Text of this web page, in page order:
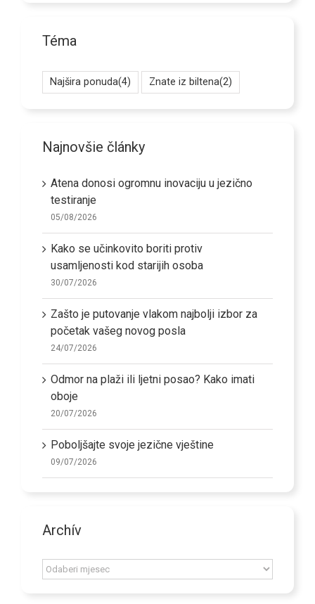
Téma
Najšira ponuda(4) Znate iz biltena(2)
Najnovšie články
Atena donosi ogromnu inovaciju u jezično
testiranje
05/08/2026
Kako se učinkovito boriti protiv
usamljenosti kod starijih osoba
30/07/2026
Zašto je putovanje vlakom najbolji izbor za
početak vašeg novog posla
24/07/2026
Odmor na plaži ili ljetni posao? Kako imati
oboje
20/07/2026
Poboljšajte svoje jezične vještine
09/07/2026
Archív
Archív